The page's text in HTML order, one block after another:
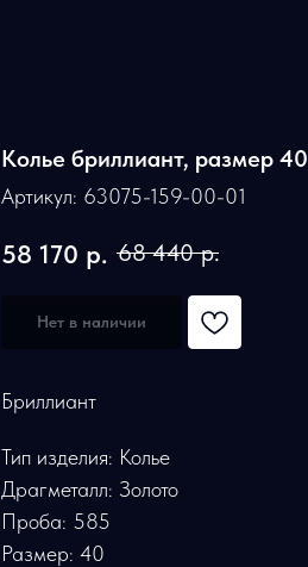
Колье бриллиант, размер 40
Артикул: 63075-159-00-01
58 170 р. 68 440 р.
Нет в наличии
Бриллиант
Тип изделия: Колье
Драгметалл: Золото
Проба: 585
Размер: 40